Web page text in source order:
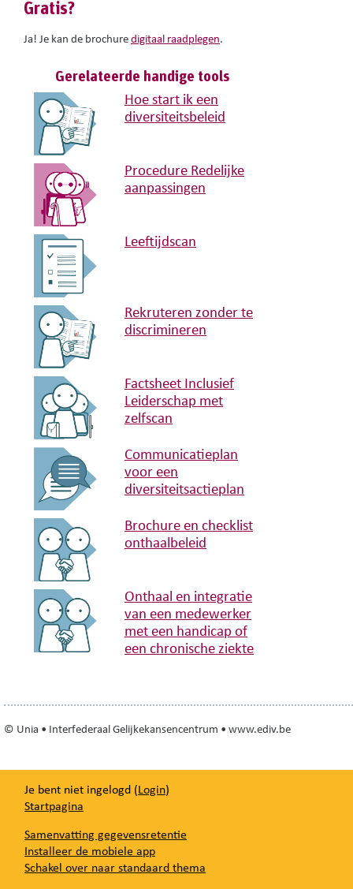
Gratis?
Ja! Je kan de brochure digitaal raadplegen.
Gerelateerde handige tools
Hoe start ik een
diversiteitsbeleid
Procedure Redelijke
aanpassingen
Leeftijdscan
Rekruteren zonder te
discrimineren
Factsheet Inclusief
Leiderschap met
zelfscan
Communicatieplan
voor een
diversiteitsactieplan
Brochure en checklist
onthaalbeleid
Onthaal en integratie
van een medewerker
met een handicap of
een chronische ziekte
© Unia • Interfederaal Gelijkekansencentrum • www.ediv.be
Je bent niet ingelogd (Login)
Startpagina
Samenvatting gegevensretentie
Installeer de mobiele app
Schakel over naar standaard thema